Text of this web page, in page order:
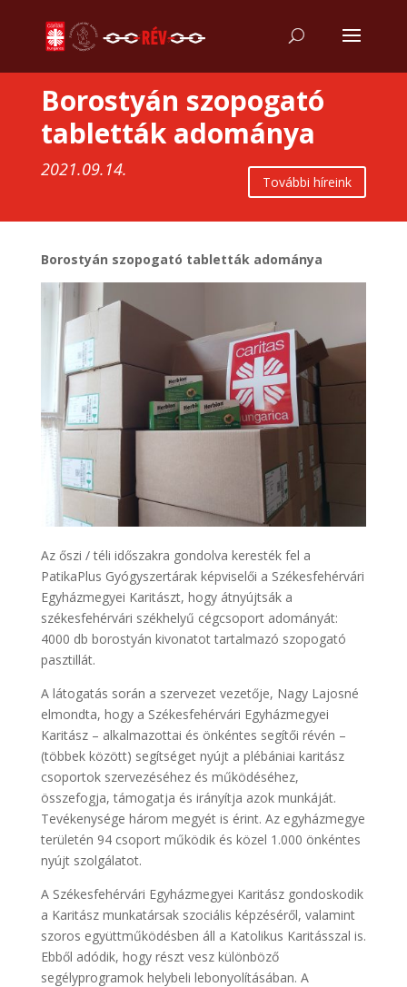
Borostyán szopogató
tabletták adománya
2021.09.14.
További híreink
Borostyán szopogató tabletták adománya
Az őszi / téli időszakra gondolva keresték fel a
PatikaPlus Gyógyszertárak képviselői a Székesfehérvári
Egyházmegyei Karitászt, hogy átnyújtsák a
székesfehérvári székhelyű cégcsoport adományát:
4000 db borostyán kivonatot tartalmazó szopogató
pasztillát.
A látogatás során a szervezet vezetője, Nagy Lajosné
elmondta, hogy a Székesfehérvári Egyházmegyei
Karitász – alkalmazottai és önkéntes segítői révén –
(többek között) segítséget nyújt a plébániai karitász
csoportok szervezéséhez és működéséhez,
összefogja, támogatja és irányítja azok munkáját.
Tevékenysége három megyét is érint. Az egyházmegye
területén 94 csoport működik és közel 1.000 önkéntes
nyújt szolgálatot.
A Székesfehérvári Egyházmegyei Karitász gondoskodik
a Karitász munkatársak szociális képzéséről, valamint
szoros együttműködésben áll a Katolikus Karitásszal is.
Ebből adódik, hogy részt vesz különböző
segélyprogramok helybeli lebonyolításában. A